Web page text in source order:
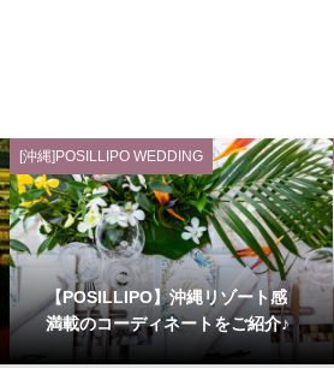
[沖縄]POSILLIPO WEDDING
【POSILLIPO】沖縄リゾート感
満載のコーディネートをご紹介♪